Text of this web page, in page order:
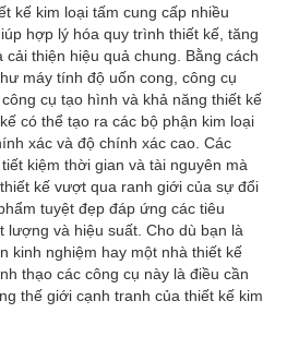
kế kim loại tấm cung cấp nhiều
hợp lý hóa quy trình thiết kế, tăng
thiện hiệu quả chung. Bằng cách
máy tính độ uốn cong, công cụ
cụ tạo hình và khả năng thiết kế
có thể tạo ra các bộ phận kim loại
xác và độ chính xác cao. Các
kiệm thời gian và tài nguyên mà
kế vượt qua ranh giới của sự đổi
tuyệt đẹp đáp ứng các tiêu
lượng và hiệu suất. Cho dù bạn là
kinh nghiệm hay một nhà thiết kế
thạo các công cụ này là điều cần
thế giới cạnh tranh của thiết kế kim